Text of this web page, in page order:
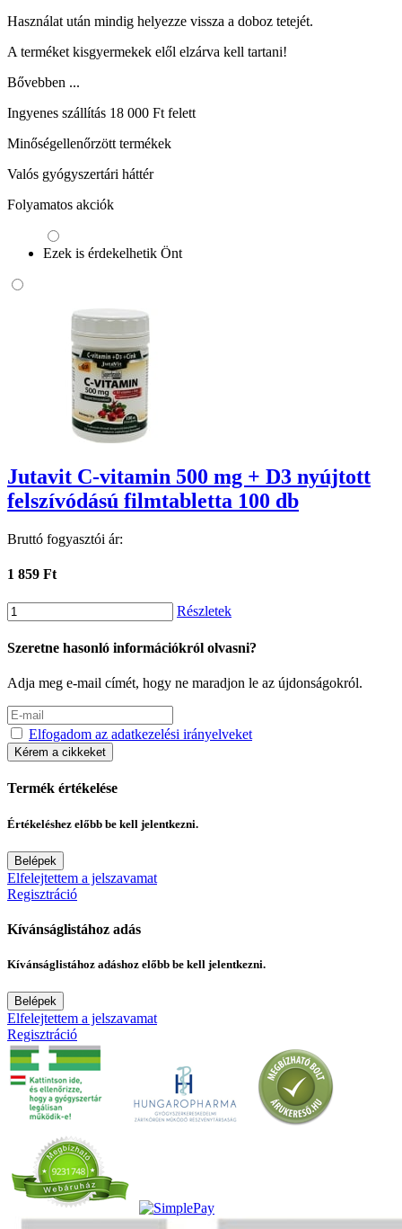
Használat után mindig helyezze vissza a doboz tetejét.
A terméket kisgyermekek elől elzárva kell tartani!
Bővebben ...
Ingyenes szállítás 18 000 Ft felett
Minőségellenőrzött termékek
Valós gyógyszertári háttér
Folyamatos akciók
Ezek is érdekelhetik Önt
Jutavit C-vitamin 500 mg + D3 nyújtott
felszívódású filmtabletta 100 db
Bruttó fogyasztói ár:
1 859 Ft
Részletek
Szeretne hasonló információkról olvasni?
Adja meg e-mail címét, hogy ne maradjon le az újdonságokról.
Elfogadom az adatkezelési irányelveket
Kérem a cikkeket
Termék értékelése
Értékeléshez előbb be kell jelentkezni.
Belépek
Elfelejtettem a jelszavamat
Regisztráció
Kívánságlistához adás
Kívánságlistához adáshoz előbb be kell jelentkezni.
Belépek
Elfelejtettem a jelszavamat
Regisztráció